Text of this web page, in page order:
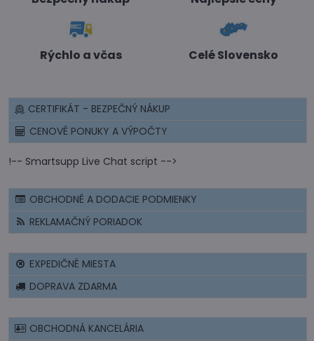
Rýchlo a včas Celé Slovensko
CERTIFIKÁT - BEZPEČNÝ NÁKUP
CENOVÉ PONUKY A VÝPOČTY
!-- Smartsupp Live Chat script -->
OBCHODNÉ A DODACIE PODMIENKY
REKLAMAČNÝ PORIADOK
EXPEDIČNÉ MIESTA
DOPRAVA ZDARMA
OBCHODNÁ KANCELÁRIA